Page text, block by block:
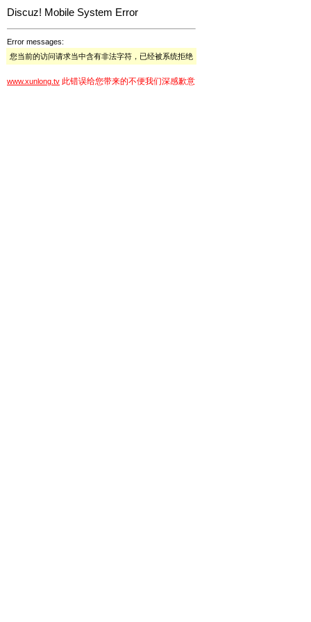
Discuz! Mobile System Error
Error messages:
您当前的访问请求当中含有非法字符，已经被系统拒绝
www.xunlong.tv 此错误给您带来的不便我们深感歉意